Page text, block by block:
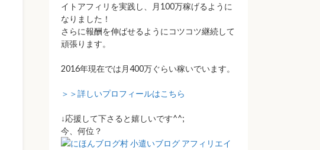
イトアフィリを実践し、月100万稼げるように
なりました！
さらに報酬を伸ばせるようにコツコツ継続して
頑張ります。
2016年現在では月400万ぐらい稼いでいます。
＞＞詳しいプロフィールはこちら
↓応援して下さると嬉しいです^^;
今、何位？